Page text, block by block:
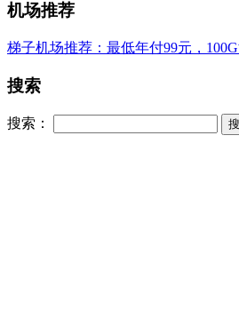
机场推荐
梯子机场推荐：最低年付99元，100G
搜索
搜索：